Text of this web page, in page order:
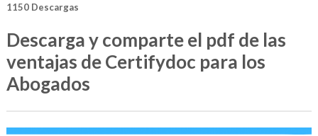
1150Descargas
Descarga y comparte el pdf de las
ventajas de Certifydoc para los
Abogados